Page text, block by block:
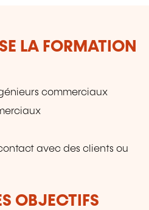
LA FORMATION
commerciaux
avec des clients ou
OBJECTIFS